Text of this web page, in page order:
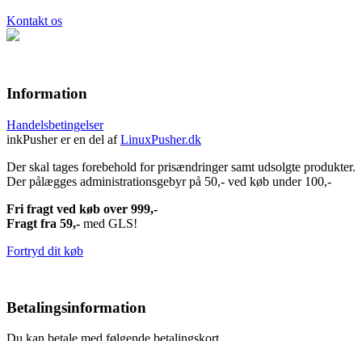
Kontakt os
Information
Handelsbetingelser
inkPusher er en del afLinuxPusher.dk
Der skal tages forebehold for prisændringer samt udsolgte produkter.
Der pålægges administrationsgebyr på 50,- ved køb under 100,-
Fri fragt ved køb over 999,-
Fragt fra 59,- med GLS!
Fortryd dit køb
Betalingsinformation